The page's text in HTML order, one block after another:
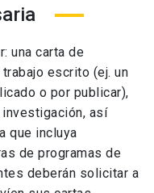
una carta de
escrito (ej. un
o por publicar),
así
que incluya
de programas de
deberán solicitar a